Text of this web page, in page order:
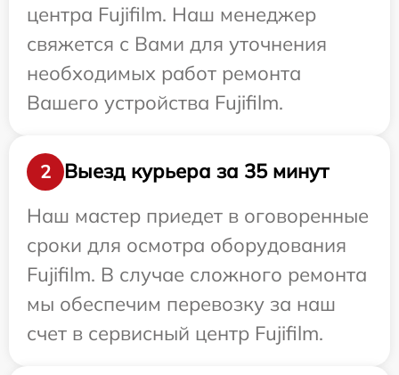
центра Fujifilm. Наш менеджер
свяжется с Вами для уточнения
необходимых работ ремонта
Вашего устройства Fujifilm.
2
Выезд курьера за 35 минут
Наш мастер приедет в оговоренные
сроки для осмотра оборудования
Fujifilm. В случае сложного ремонта
мы обеспечим перевозку за наш
счет в сервисный центр Fujifilm.